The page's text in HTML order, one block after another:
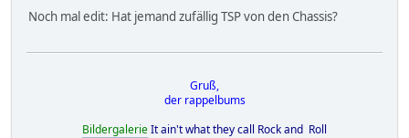
Noch mal edit: Hat jemand zufällig TSP von den Chassis?
Gruß,
der rappelbums
BildergalerieIt ain't what they call Rock and Roll